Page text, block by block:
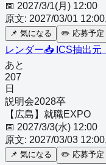
📅 2027/3/1(月) 12:00
原文: 2027/03/01
📌 気になる ✏️ 応募予定
レンダー📥 ICS抽出元
あと
207
日
説明会2028卒
【広島】就職EXPO
📅 2027/3/3(水) 12:00
原文: 2027/03/03
📌 気になる ✏️ 応募予定